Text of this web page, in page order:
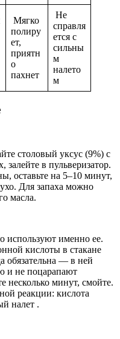
Мягко
полиру
ет,
приятн
о
пахнет
Не
справля
ется с
сильны
м
налето
м
столовый уксус (9%) с
в пульверизатор.
оставьте на 5–10 минут,
Для запаха можно
масла.
используют именно ее.
кислоты в стакане
обязательна — в ней
и не поцарапают
несколько минут, смойте.
реакции: кислота
налет .